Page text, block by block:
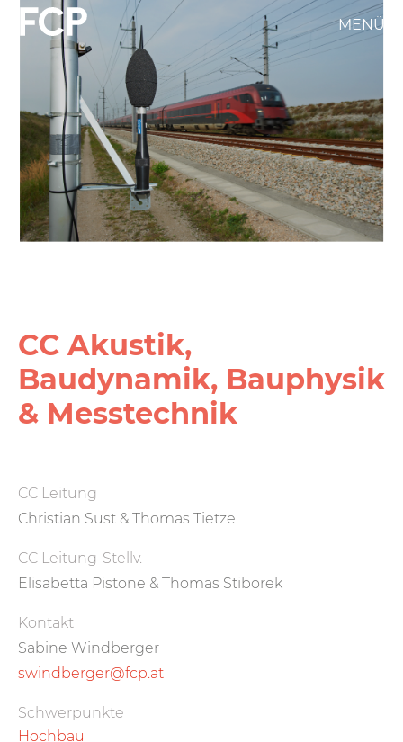
Direkt
zumFCP
Hauptnavigation
weißes
Logo
MENÜ
CC Akustik,
Baudynamik, Bauphysik
& Messtechnik
CC Leitung
Christian Sust & Thomas Tietze
CC Leitung-Stellv.
Elisabetta Pistone & Thomas Stiborek
Kontakt
Sabine Windberger
swindberger@fcp.at
Schwerpunkte
Hochbau